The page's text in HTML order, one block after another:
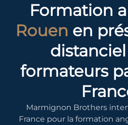
Formation
Rouen en
formateurs
Marmignon Brothers
France pour la formation